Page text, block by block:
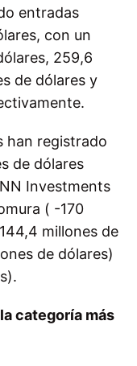
entradas
con un
259,6
de dólares y
han registrado
de dólares
Investments
( -170
millones de
de dólares)
categoría más